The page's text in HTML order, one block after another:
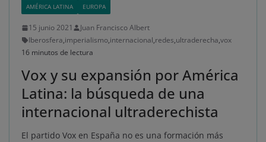
AMÉRICA LATINA EUROPA
15 junio 2021
Juan Francisco Albert
Iberosfera,imperialismo,internacional,redes,ultraderecha,vox
16 minutos de lectura
Vox y su expansión por América
Latina: la búsqueda de una
internacional ultraderechista
El partido Vox en España no es una formación más